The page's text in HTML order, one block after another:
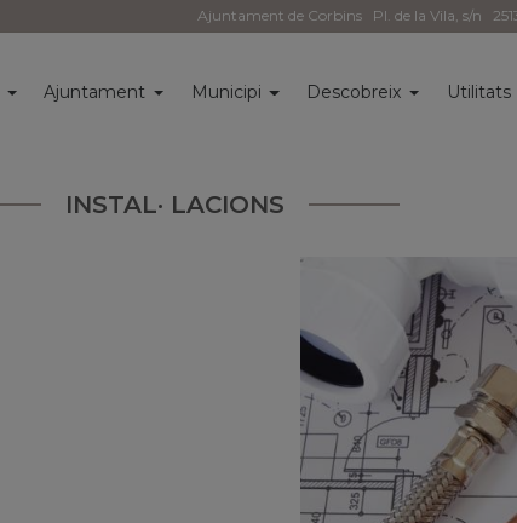
Ajuntament de Corbins Pl. de la Vila, s/n
Ajuntament Municipi Descobreix Utilitats
INSTAL· LACIONS